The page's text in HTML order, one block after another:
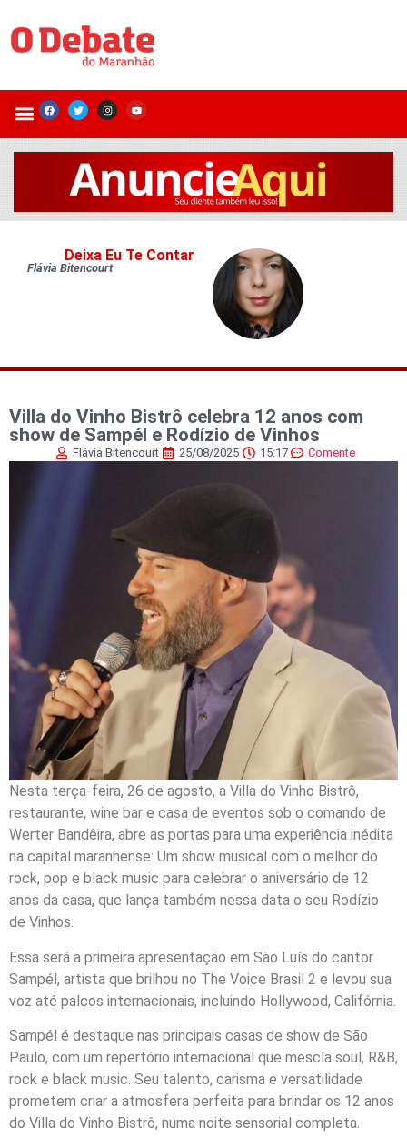
Deixa Eu Te Contar
Flávia Bitencourt
Villa do Vinho Bistrô celebra 12 anos com
show de Sampél e Rodízio de Vinhos
Flávia Bitencourt 25/08/2025 15:17 Comente
Nesta terça-feira, 26 de agosto, a Villa do Vinho Bistrô,
restaurante, wine bar e casa de eventos sob o comando de
Werter Bandêira, abre as portas para uma experiência inédita
na capital maranhense: Um show musical com o melhor do
rock, pop e black music para celebrar o aniversário de 12
anos da casa, que lança também nessa data o seu Rodízio
de Vinhos.
Essa será a primeira apresentação em São Luís do cantor
Sampél, artista que brilhou no The Voice Brasil 2 e levou sua
voz até palcos internacionais, incluindo Hollywood, Califórnia.
Sampél é destaque nas principais casas de show de São
Paulo, com um repertório internacional que mescla soul, R&B,
rock e black music. Seu talento, carisma e versatilidade
prometem criar a atmosfera perfeita para brindar os 12 anos
do Villa do Vinho Bistrô, numa noite sensorial completa.